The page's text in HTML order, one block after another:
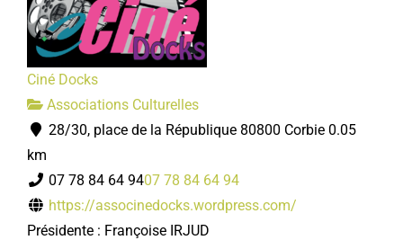
Ciné Docks
Associations Culturelles
28/30, place de la République 80800 Corbie 0.05
km
07 78 84 64 9407 78 84 64 94
https://associnedocks.wordpress.com/
Présidente : Françoise IRJUD